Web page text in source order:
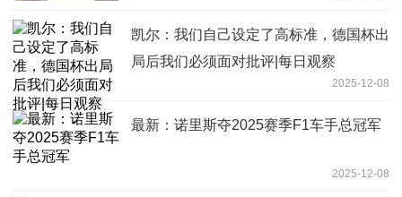
凯尔：我们自己设定了高标准，德国杯出
局后我们必须面对批评|每日观察
2025-12-08
最新：诺里斯夺2025赛季F1车手总冠军
2025-12-08